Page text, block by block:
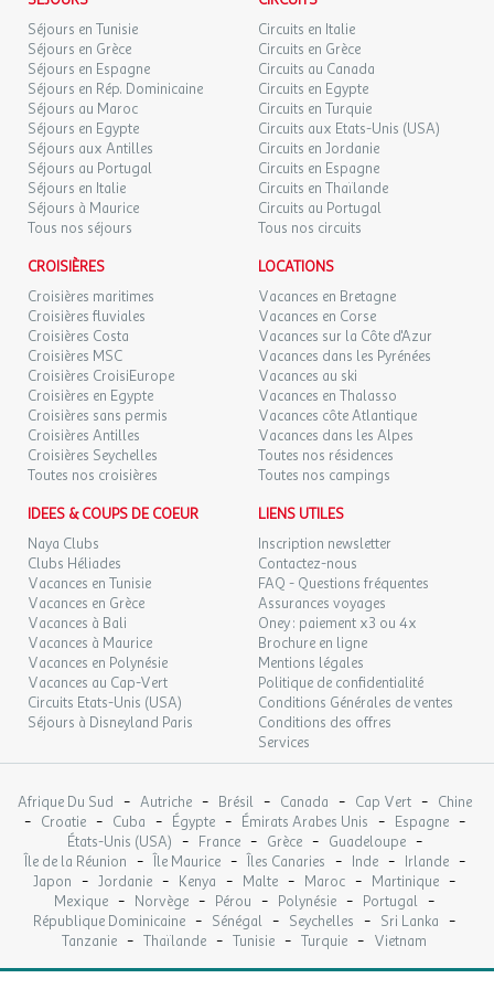
Chambre avec lit double.
Chambre avec 2 lits simples superposés.
Mezzanine avec 2 lits superposés.
Salle de bains et 2 WC (dont l'un séparé).
Balcon.
L'appartement est équipé de plaques de cuisson, d'un lave-
vaisselle, d'une cafetière traditionnelle, d'un grille pain, d'un
sèche-cheveux, d'un four micro-ondes et du nécessaire de
cuisine.
Balcon
Cuisine
Etage : 1
Lave-vaisselle
Micro-ondes
Nombre de cabine : 1
Nombre de chambres : 2
Nombre de lit double : 1
Nombre de pièces : 3
Nombre de wc : 1
Nombre Salle de bain : 1
Plaque de cuisson
Réfrigérateur
Surface (m²) : 45
Vaisselle et couverts.
3 pièces Duplex 6 personnes
3 pièces 6 personnes Duplex. Balcon.
Cuisine équipée.
Chambre avec lit double et chambre avec 2 lits simples ou
superposés.
Salle de bains et 2 WC (dont l'un séparé).
L'équipement comprend des plaques de cuisson, un lave-
vaisselle, une cafetière traditionnelle, grille pain, sèche-cheveux,
four micro-ondes et nécessaire de cuisine.
Séjours en Tunisie
Séjours en Grèce
Séjours en Espagne
Séjours en Rép. Dominicaine
Séjours au Maroc
Séjours en Egypte
Séjours aux Antilles
Séjours au Portugal
Séjours en Italie
Séjours à Maurice
Tous nos séjours
Circuits en Italie
Circuits en Grèce
Circuits au Canada
Circuits en Egypte
Circuits en Turquie
Circuits aux Etats-Unis (USA)
Circuits en Jordanie
Circuits en Espagne
Circuits en Thaïlande
Circuits au Portugal
Tous nos circuits
CROISIÈRES
Croisières maritimes
Croisières fluviales
Croisières Costa
Croisières MSC
Croisières CroisiEurope
Croisières en Egypte
Croisières sans permis
Croisières Antilles
Croisières Seychelles
Toutes nos croisières
LOCATIONS
Vacances en Bretagne
Vacances en Corse
Vacances sur la Côte d'Azur
Vacances dans les Pyrénées
Vacances au ski
Vacances en Thalasso
Vacances côte Atlantique
Vacances dans les Alpes
Toutes nos résidences
Toutes nos campings
IDEES & COUPS DE COEUR
Naya Clubs
Clubs Héliades
Vacances en Tunisie
Vacances en Grèce
Vacances à Bali
Vacances à Maurice
Vacances en Polynésie
Vacances au Cap-Vert
Circuits Etats-Unis (USA)
Séjours à Disneyland Paris
LIENS UTILES
Inscription newsletter
Contactez-nous
FAQ - Questions fréquentes
Assurances voyages
Oney : paiement x3 ou 4x
Brochure en ligne
Mentions légales
Politique de confidentialité
Conditions Générales de ventes
Conditions des offres
Services
Afrique Du Sud - Autriche - Brésil - Canada - Cap Vert - Chine
- Croatie - Cuba - Égypte - Émirats Arabes Unis - Espagne -
États-Unis (USA) - France - Grèce - Guadeloupe -
Île de la Réunion - Île Maurice - Îles Canaries - Inde - Irlande -
Japon - Jordanie - Kenya - Malte - Maroc - Martinique -
Mexique - Norvège - Pérou - Polynésie - Portugal -
République Dominicaine - Sénégal - Seychelles - Sri Lanka -
Tanzanie - Thaïlande - Tunisie - Turquie - Vietnam